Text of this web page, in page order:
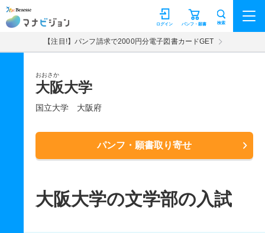
マナビジョン パンフ・願書
ログイン 検索
【注目!】パンフ請求で2000円分電子図書カードGET
おおさか
大阪大学
国立大学 大阪府
パンフ・願書取り寄せ
大阪大学の文学部の入試